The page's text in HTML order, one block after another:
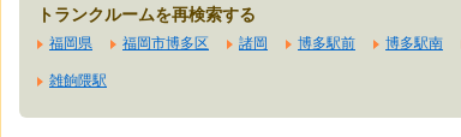
トランクルームを再検索する
福岡県 福岡市博多区 諸岡 博多駅前 博多駅南
雑餉隈駅